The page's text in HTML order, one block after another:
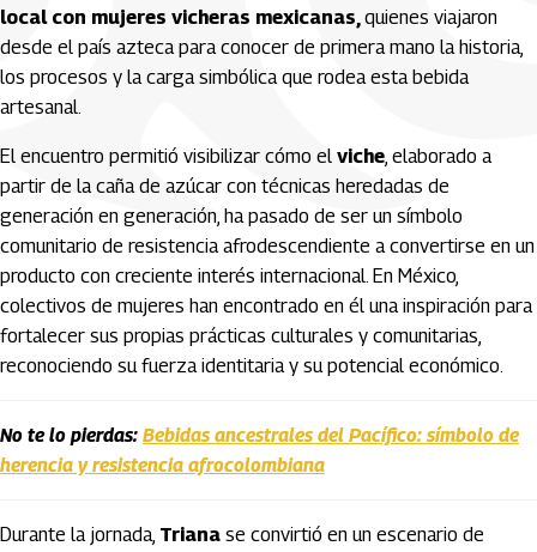
local con mujeres vicheras mexicanas,quienes viajaron
desde el país azteca para conocer de primera mano la historia,
los procesos y la carga simbólica que rodea esta bebida
artesanal.
El encuentro permitió visibilizar cómo el viche, elaborado a
partir de la caña de azúcar con técnicas heredadas de
generación en generación, ha pasado de ser un símbolo
comunitario de resistencia afrodescendiente a convertirse en un
producto con creciente interés internacional. En México,
colectivos de mujeres han encontrado en él una inspiración para
fortalecer sus propias prácticas culturales y comunitarias,
reconociendo su fuerza identitaria y su potencial económico.
No te lo pierdas: Bebidas ancestrales del Pacífico: símbolo de
herencia y resistencia afrocolombiana
Durante la jornada, Triana se convirtió en un escenario de